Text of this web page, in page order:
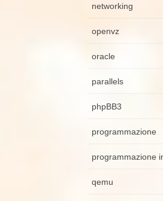
networking
openvz
oracle
parallels
phpBB3
programmazione
programmazione
qemu